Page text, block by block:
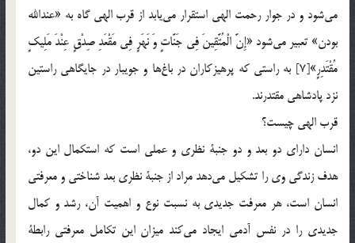
مي‌شود و در جوار رحمت الهي استقرار مي‌يابد از قرب الهي گاه به «عندالله
بودن» تعبير مي‌شود «إِنَّ الْمُتَّقِينَ فِي جَنَّاتٍ وَ نَهَرٍ فِي مَقْعَدِ صِدْقٍ عِنْدَ مَلِيكٍ
مُقْتَدِرٍ»[7] به راستي كه پرهيزكاران در باغ‌ها و جويبار در جايگاهي راستين
نزد پادشاهي مقتدرند.
قرب الهي چيست؟
انسان داراي دو بعد و دو جنبة نظري و عملي است كه استكمال اين دو،
هدف زندگي وي را تشكيل مي‌دهد مراد از جنبة نظري بعد شناختي و معرفتي
انسان است، هر معرفت جديدي به نسبت نوع و اهميت آن، رشد و كمال
جديدي را در نفس آدمي ايجاد مي‌كند ميزان اين تكامل معرفتي رابطة